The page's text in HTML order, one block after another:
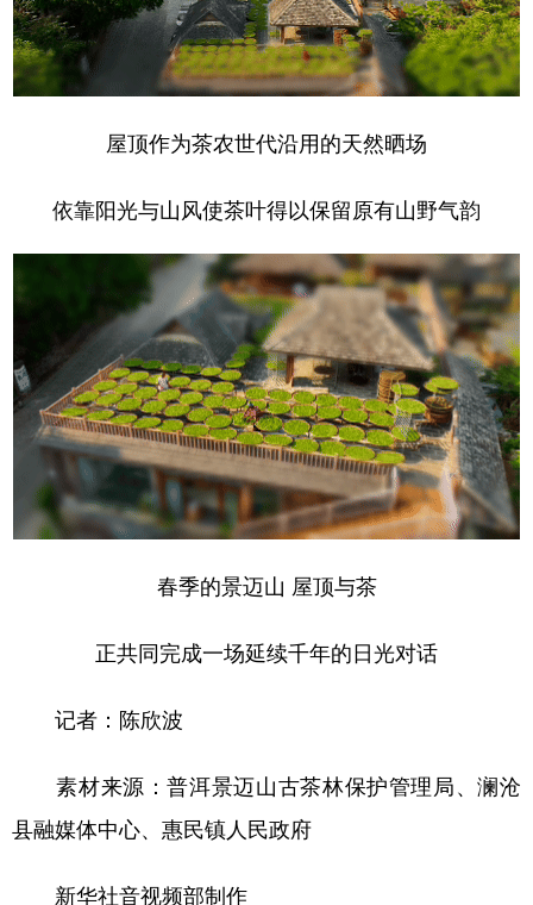
屋顶作为茶农世代沿用的天然晒场
依靠阳光与山风使茶叶得以保留原有山野气韵
春季的景迈山 屋顶与茶
正共同完成一场延续千年的日光对话
记者：陈欣波
素材来源：普洱景迈山古茶林保护管理局、澜沧
县融媒体中心、惠民镇人民政府
新华社音视频部制作